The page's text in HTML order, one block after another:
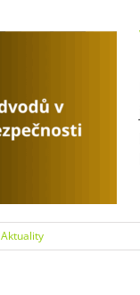
Aktuality